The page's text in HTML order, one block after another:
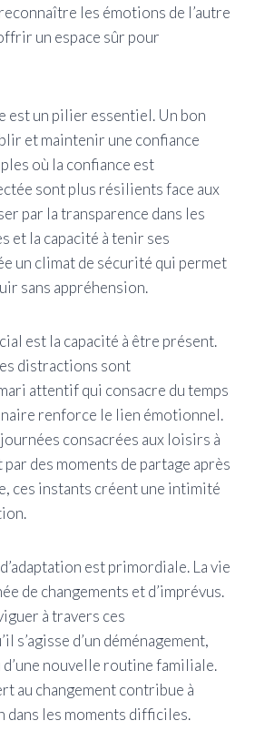
les émotions de l’autre
un espace sûr pour
est un pilier essentiel. Un bon
et maintenir une confiance
où la confiance est
sont plus résilients face aux
par la transparence dans les
et la capacité à tenir ses
un climat de sécurité qui permet
sans appréhension.
est la capacité à être présent.
distractions sont
attentif qui consacre du temps
renforce le lien émotionnel.
consacrées aux loisirs à
des moments de partage après
ces instants créent une intimité
est primordiale. La vie
de changements et d’imprévus.
à travers ces
s’agisse d’un déménagement,
nouvelle routine familiale.
au changement contribue à
dans les moments difficiles.